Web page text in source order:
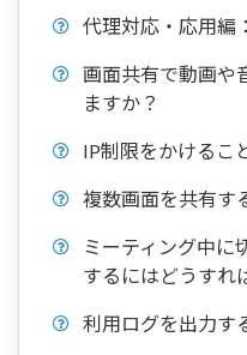
代理対応・応用編
画面共有で動画や
ますか？
IP制限をかけるこ
複数画面を共有す
ミーティング中に
するにはどうすれ
利用ログを出力す